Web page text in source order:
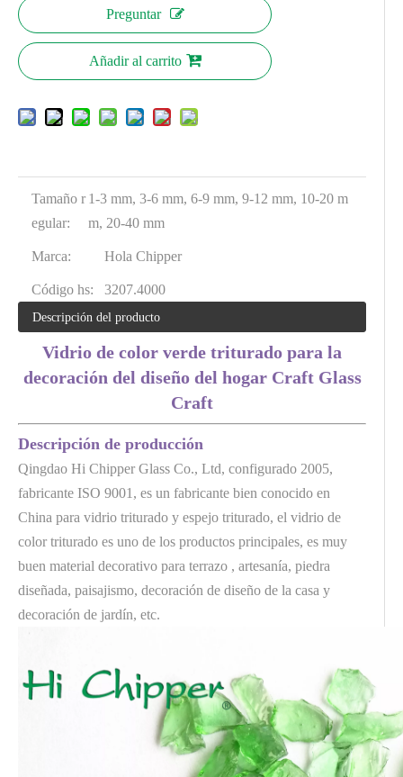
Preguntar
Añadir al carrito
Tamaño r
egular:
1-3 mm, 3-6 mm, 6-9 mm, 9-12 mm, 10-20 m
m, 20-40 mm
Marca: Hola Chipper
Código hs: 3207.4000
Descripción del producto
Vidrio de color verde triturado para la
decoración del diseño del hogar Craft Glass
Craft
Descripción de producción
Qingdao Hi Chipper Glass Co., Ltd, configurado 2005,
fabricante ISO 9001, es un fabricante bien conocido en
China para vidrio triturado y espejo triturado, el vidrio de
color triturado es uno de los productos principales, es muy
buen material decorativo para terrazo , artesanía, piedra
diseñada, paisajismo, decoración de diseño de la casa y
decoración de jardín, etc.